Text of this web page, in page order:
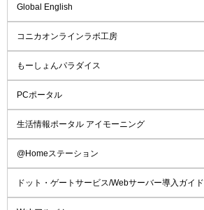
Global English
コニカオンラインラボ工房
もーしょんパラダイス
PCポータル
生活情報ポータル アイモーニング
@Homeステーション
ドット・ゲートサービス/Webサーバー導入ガイド